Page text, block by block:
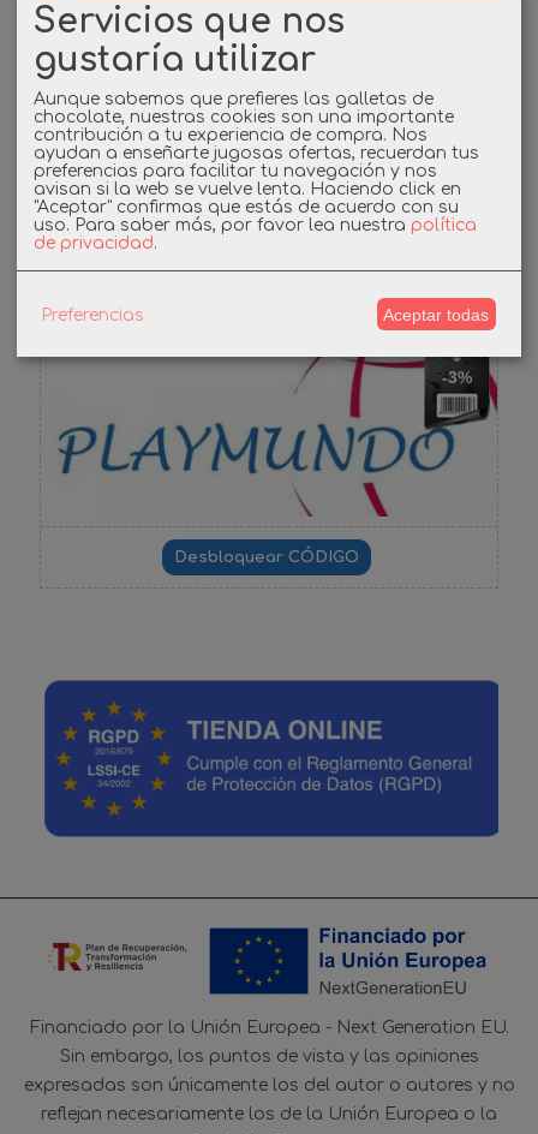
Linkedin
Instagram
Facebook
Cupones
DESCUENTO BIENVENIDA
-3%
Financiado por la Unión Europea - Next Generation EU.
Sin embargo, los puntos de vista y las opiniones
expresadas son únicamente los del autor o autores y no
reflejan necesariamente los de la Unión Europea o la
Servicios que nos
gustaría utilizar
Aunque sabemos que prefieres las galletas de
chocolate, nuestras cookies son una importante
contribución a tu experiencia de compra. Nos
ayudan a enseñarte jugosas ofertas, recuerdan tus
preferencias para facilitar tu navegación y nos
avisan si la web se vuelve lenta. Haciendo click en
"Aceptar" confirmas que estás de acuerdo con su
uso. Para saber más, por favor lea nuestra política
de privacidad.
Preferencias Aceptar todas